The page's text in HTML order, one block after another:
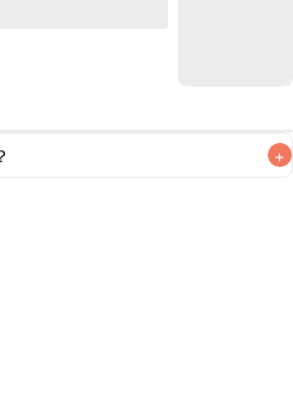
+
召し上がりいただくことをお